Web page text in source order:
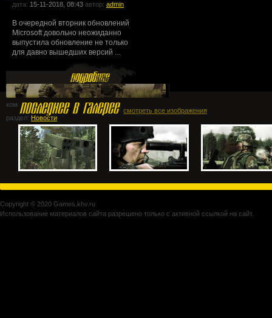
дата: 15-11-2018, 08:43 автор: admin
В очередной вторник обновлений
Microsoft довольно неожиданно
выпустила обновление не только
для давно вышедших версий ...
комментарии:0| просмотров:0|
раздел: Новости
смотреть все изображения
Copyright © 2020 Games.khv.ru
Использование материалов сайта разрешено только с активной ссылкой на сайт.